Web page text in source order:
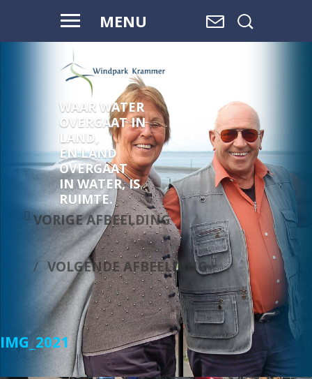
MENU
WAAR WATER
OVERGAAT IN
LAND,
EN LAND
OVERGAAT
IN WATER, IS
RUIMTE.
VORIGE AFBEELDING
VOLGENDE AFBEELDING
IMG_2021